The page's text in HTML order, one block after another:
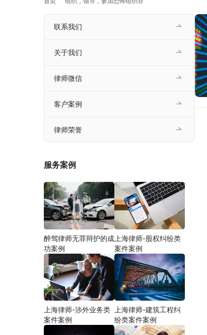
联系我们
关于我们
律师微信
客户案例
律师荣誉
服务案例
醉驾律师无罪辩护的成
功案例
上海律师-股权纠纷类
案件案例
上海律师-涉外业务类
案件案例
上海律师-建筑工程纠
纷类案件案例